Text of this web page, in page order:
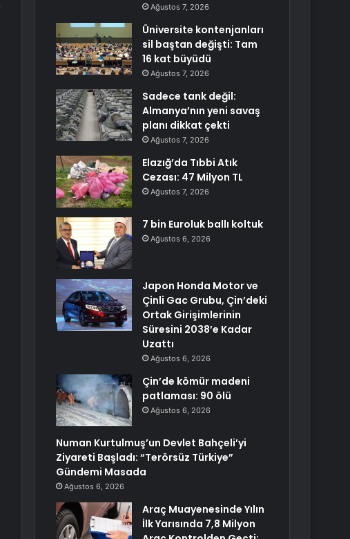
Ağustos 7, 2026
Üniversite kontenjanları
sil baştan değişti: Tam
16 kat büyüdü
Ağustos 7, 2026
Sadece tank değil:
Almanya’nın yeni savaş
planı dikkat çekti
Ağustos 7, 2026
Elazığ’da Tıbbi Atık
Cezası: 47 Milyon TL
Ağustos 7, 2026
7 bin Euroluk ballı koltuk
Ağustos 6, 2026
Japon Honda Motor ve
Çinli Gac Grubu, Çin’deki
Ortak Girişimlerinin
Süresini 2038’e Kadar
Uzattı
Ağustos 6, 2026
Çin’de kömür madeni
patlaması: 90 ölü
Ağustos 6, 2026
Numan Kurtulmuş’un Devlet Bahçeli’yi
Ziyareti Başladı: “Terörsüz Türkiye”
Gündemi Masada
Ağustos 6, 2026
Araç Muayenesinde Yılın
İlk Yarısında 7,8 Milyon